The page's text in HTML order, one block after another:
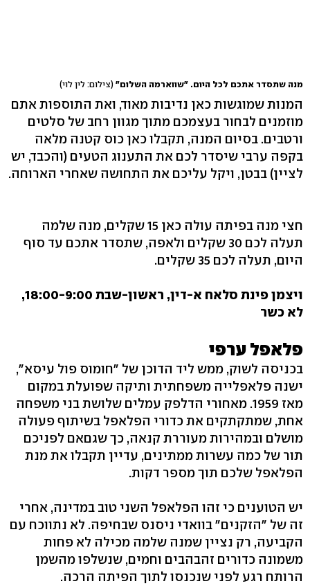
מנה שתסדר אתכם לכל היום. "שווארמה השלום" (צילום: לין לוי)
המנות שמוגשות כאן נדיבות מאוד, ואת התוספות אתם
מוזמנים לבחור בעצמכם מתוך מגוון רחב של סלטים
ורטבים. בסיום המנה, תקבלו כאן כוס קטנה מלאה
בקפה ערבי שיסדר לכם את התענוג הטעים (והכבד, יש
לציין) בבטן, ויקל עליכם את התחושה שאחרי הארוחה.
חצי מנה בפיתה עולה כאן 15 שקלים, מנה שלמה
תעלה לכם 30 שקלים ולאפה, שתסדר אתכם עד סוף
היום, תעלה לכם 35 שקלים.
ויצמן פינת סלאח א-דין, ראשון-שבת 18:00-9:00,
לא כשר
פלאפל ערפי
בכניסה לשוק, ממש ליד הדוכן של "חומוס פול עיסא",
ישנה פלאפלייה משפחתית ותיקה שפועלת במקום
מאז 1959. מאחורי הדלפק עמלים שלושת בני משפחה
אחת, שמתקתקים את כדורי הפלאפל בשיתוף פעולה
מושלם ובמהירות מעוררת קנאה, כך שגםאם לפניכם
תור של כמה עשרות ממתינים, עדיין תקבלו את מנת
הפלאפל שלכם תוך מספר דקות.
יש הטוענים כי זהו הפלאפל השני טוב במדינה, אחרי
זה של "הזקנים" בוואדי ניסנס שבחיפה. לא נתווכח עם
הקביעה, רק נציין שמנה שלמה מכילה לא פחות
משמונה כדורים זהבהבים וחמים, שנשלפו מהשמן
הרותח רגע לפני שנכנסו לתוך הפיתה הרכה.